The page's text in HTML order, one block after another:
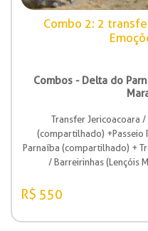
Combo 2: 2
Combos - Delta do
Transfer Jericoacoara
(compartilhado) +Passeio
Parnaíba (compartilhado) +
/ Barreirinhas (Lençóis
R$ 550